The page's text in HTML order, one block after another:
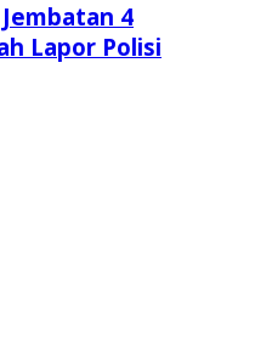
4
Lapor Polisi